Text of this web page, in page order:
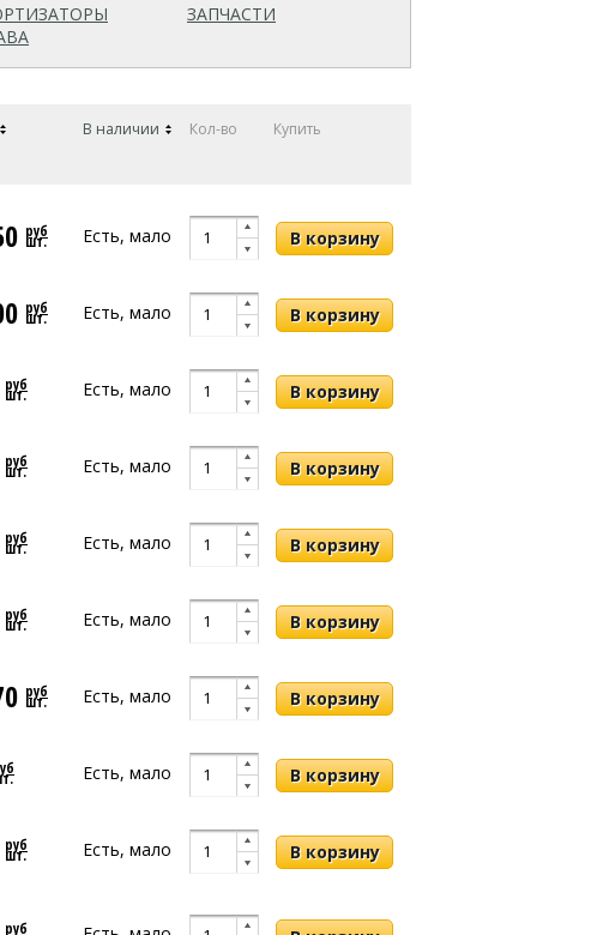
ЗАПЧАСТИ
В наличии Кол-во Купить
руб
шт. Есть, мало
руб
шт. Есть, мало
руб
шт. Есть, мало
руб
шт. Есть, мало
руб
шт. Есть, мало
руб
шт. Есть, мало
руб
шт. Есть, мало
Есть, мало
руб
шт. Есть, мало
руб